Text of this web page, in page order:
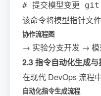
# 提交模型变更
该命令将模型指针文
协作流程图
→ 实验分支开发 →
2.3 指令自动化生成
在现代 DevOps 流程
自动化指令生成流程